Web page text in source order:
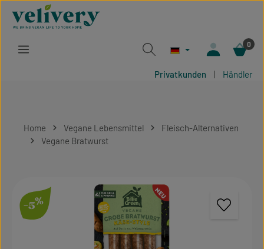
Zum Hauptinhalt springen
0
Privatkunden | Händler
Home Vegane Lebensmittel
Fleisch-Alternativen
Vegane Bratwurst
Bildergalerie überspringen
-5%